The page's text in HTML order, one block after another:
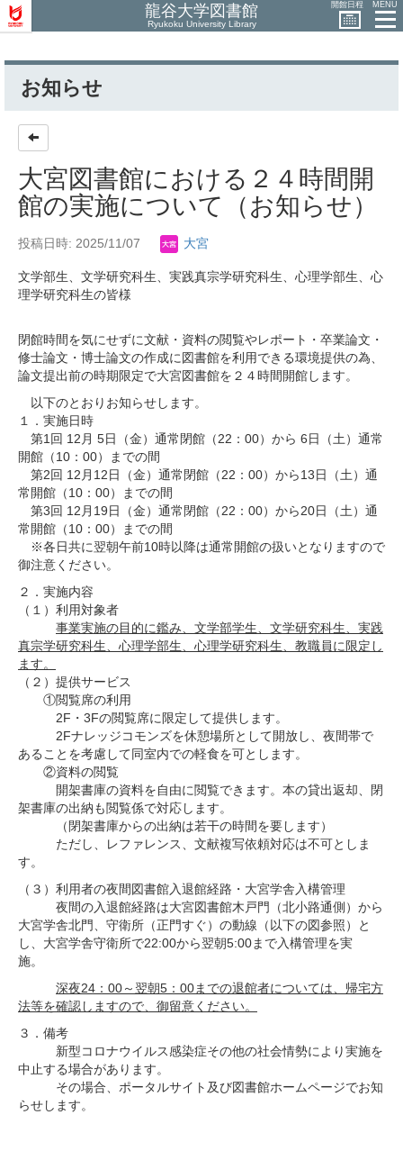
龍谷大学図書館
Ryukoku University Library
開館日程 MENU
お知らせ
大宮図書館における２４時間開
館の実施について（お知らせ）
投稿日時: 2025/11/07 大宮
文学部生、文学研究科生、実践真宗学研究科生、心理学部生、心
理学研究科生の皆様
閉館時間を気にせずに文献・資料の閲覧やレポート・卒業論文・
修士論文・博士論文の作成に図書館を利用できる環境提供の為、
論文提出前の時期限定で大宮図書館を２４時間開館します。
以下のとおりお知らせします。
１．実施日時
第1回 12月 5日（金）通常閉館（22：00）から 6日（土）通常
開館（10：00）までの間
第2回 12月12日（金）通常閉館（22：00）から13日（土）通
常開館（10：00）までの間
第3回 12月19日（金）通常閉館（22：00）から20日（土）通
常開館（10：00）までの間
※各日共に翌朝午前10時以降は通常開館の扱いとなりますので
御注意ください。
２．実施内容
（１）利用対象者
事業実施の目的に鑑み、文学部学生、文学研究科生、実践
真宗学研究科生、心理学部生、心理学研究科生、教職員に限定し
ます。
（２）提供サービス
①閲覧席の利用
2F・3Fの閲覧席に限定して提供します。
2Fナレッジコモンズを休憩場所として開放し、夜間帯で
あることを考慮して同室内での軽食を可とします。
②資料の閲覧
開架書庫の資料を自由に閲覧できます。本の貸出返却、閉
架書庫の出納も閲覧係で対応します。
（閉架書庫からの出納は若干の時間を要します）
ただし、レファレンス、文献複写依頼対応は不可としま
す。
（３）利用者の夜間図書館入退館経路・大宮学舎入構管理
夜間の入退館経路は大宮図書館木戸門（北小路通側）から
大宮学舎北門、守衛所（正門すぐ）の動線（以下の図参照）と
し、大宮学舎守衛所で22:00から翌朝5:00まで入構管理を実
施。
深夜24：00～翌朝5：00までの退館者については、帰宅方
法等を確認しますので、御留意ください。
３．備考
新型コロナウイルス感染症その他の社会情勢により実施を
中止する場合があります。
その場合、ポータルサイト及び図書館ホームページでお知
らせします。